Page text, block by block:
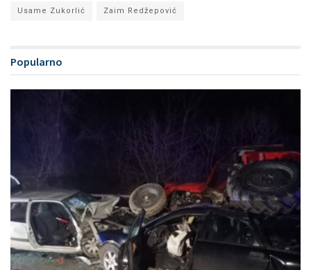
Usame Zukorlić Zaim Redžepović
Popularno